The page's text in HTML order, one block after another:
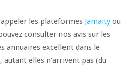
les plateformes Jamaityou
consulter nos avis sur les
annuaires excellent dans le
autant elles n'arrivent pas (du